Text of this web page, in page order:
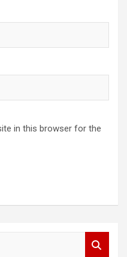
in this browser for the